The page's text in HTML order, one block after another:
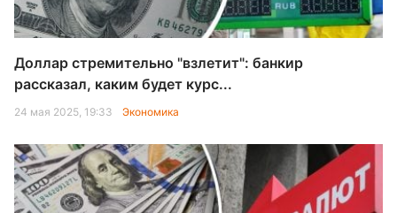
Доллар стремительно "взлетит": банкир
рассказал, каким будет курс...
24 мая 2025, 19:33 Экономика